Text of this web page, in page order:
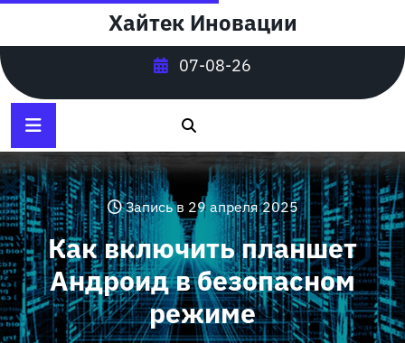
содержимому
Хайтек Иновации
07-08-26
Запись в 29 апреля 2025
Как включить планшет
Андроид в безопасном
режиме